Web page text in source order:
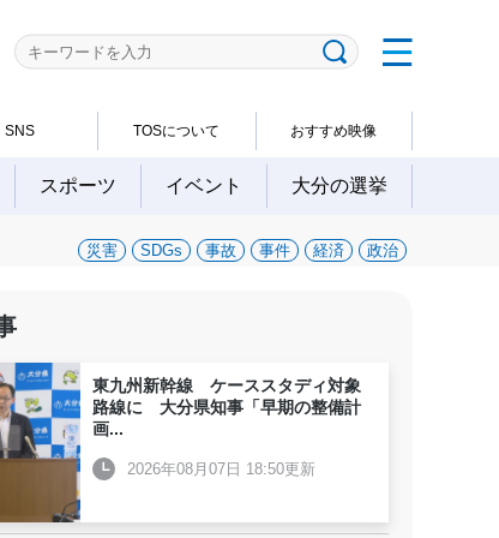
SNS TOSについて おすすめ映像
スポーツ イベント 大分の選挙
災害 SDGs 事故 事件 経済 政治
東九州新幹線 ケーススタディ対象
路線に 大分県知事「早期の整備計
画...
2026年08月07日 18:50更新